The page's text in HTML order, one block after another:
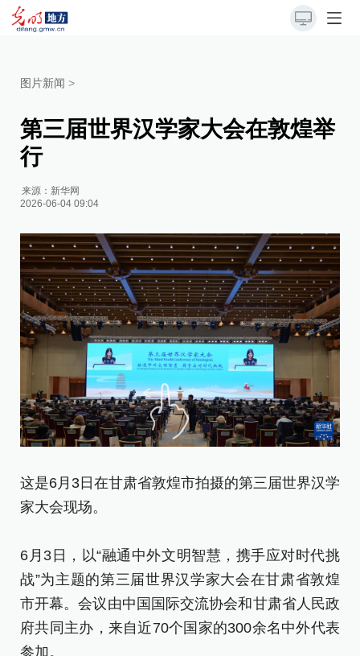
图片新闻 >
第三届世界汉学家大会在敦煌举
行
来源： 新华网
2026-06-04 09:04
这是6月3日在甘肃省敦煌市拍摄的第三届世界汉学
家大会现场。
6月3日，以“融通中外文明智慧，携手应对时代挑
战”为主题的第三届世界汉学家大会在甘肃省敦煌
市开幕。会议由中国国际交流协会和甘肃省人民政
府共同主办，来自近70个国家的300余名中外代表
参加。